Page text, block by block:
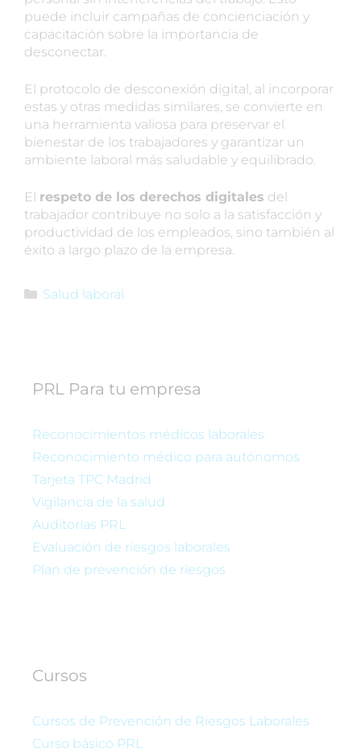
puede incluir campañas de concienciación y
capacitación sobre la importancia de
desconectar.
El protocolo de desconexión digital, al incorporar
estas y otras medidas similares, se convierte en
una herramienta valiosa para preservar el
bienestar de los trabajadores y garantizar un
ambiente laboral más saludable y equilibrado.
El respeto de los derechos digitales del
trabajador contribuye no solo a la satisfacción y
productividad de los empleados, sino también al
éxito a largo plazo de la empresa.
Salud laboral
PRL Para tu empresa
Reconocimientos médicos laborales
Reconocimiento médico para autónomos
Tarjeta TPC Madrid
Vigilancia de la salud
Auditorías PRL
Evaluación de riesgos laborales
Plan de prevención de riesgos
Cursos
Cursos de Prevención de Riesgos Laborales
Curso básico PRL